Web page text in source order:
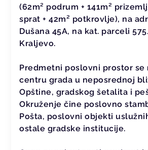
(62m² podrum + 141m²
sprat + 42m² potkrovlje), na
Dušana 45A, na kat. parceli
Kraljevo.
Predmetni poslovni prostor se
centru grada u neposrednoj
Opštine, gradskog šetalita i
Okruženje čine poslovno
Pošta, poslovni objekti
ostale gradske institucije.